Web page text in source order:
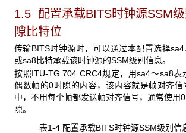
1.5 配置承载BITS时钟源SSM
隙比特位
传输BITS时钟源时，可以通过本配置选择
或sa8比特承载该时钟源的SSM级别信息。
按照ITU-TG.704 CRC4规定，用sa4～sa8表
偶数帧的0时隙的内容，该内容就是帧对齐信
中，不用每个帧都发送帧对齐信号，通常使用
隙。
表1-4 配置承载BITS时钟源SSM级别信